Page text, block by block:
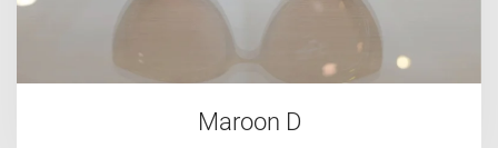
Maroon D